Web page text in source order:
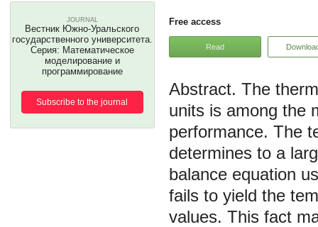
JOURNAL
Вестник Южно-Уральского
государственного университета.
Серия: Математическое
моделирование и
программирование
Subscribe to the journal
Free access
Read
The
units is among the
performance. The
determines to a
balance equation
fails to yield the
values. This fact